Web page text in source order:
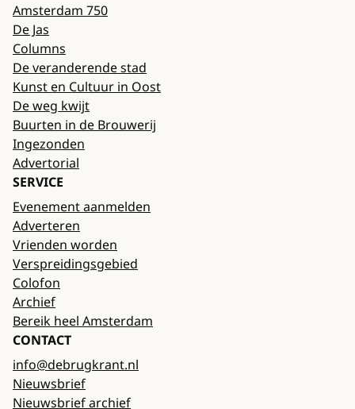
Amsterdam 750
De Jas
Columns
De veranderende stad
Kunst en Cultuur in Oost
De weg kwijt
Buurten in de Brouwerij
Ingezonden
Advertorial
SERVICE
Evenement aanmelden
Adverteren
Vrienden worden
Verspreidingsgebied
Colofon
Archief
Bereik heel Amsterdam
CONTACT
info@debrugkrant.nl
Nieuwsbrief
Nieuwsbrief archief